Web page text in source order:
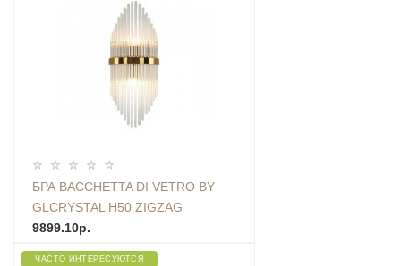
БРА BACCHETTA DI VETRO BY
GLCRYSTAL H50 ZIGZAG
9899.10р.
ЧАСТО ИНТЕРЕСУЮТСЯ